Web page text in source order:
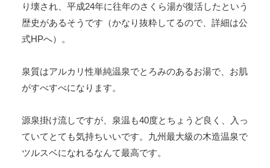
り壊され、平成24年に往年のさくら湯が復活したという
歴史があるそうです（かなり抜粋してるので、詳細は公
式HPへ）。
泉質はアルカリ性単純温泉でとろみのあるお湯で、お肌
がすべすべになります。
源泉掛け流しですが、泉温も40度とちょうど良く、入っ
ていてとても気持ちいいです。九州最大級の木造温泉で
ツルスベになれるなんて最高です。